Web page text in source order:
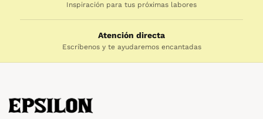
Inspiración para tus próximas labores
Atención directa
Escríbenos y te ayudaremos encantadas